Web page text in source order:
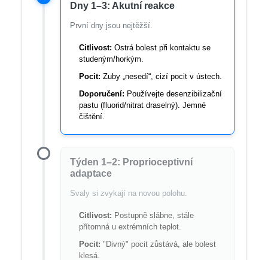
Dny 1–3: Akutní reakce
První dny jsou nejtěžší.
Citlivost: Ostrá bolest při kontaktu se
studeným/horkým.
Pocit: Zuby „nesedí“, cizí pocit v ústech.
Doporučení: Používejte desenzibilizační
pastu (fluorid/nitrat draselný). Jemné
čištění.
Týden 1–2: Proprioceptivní
adaptace
Svaly si zvykají na novou polohu.
Citlivost: Postupně slábne, stále
přítomná u extrémních teplot.
Pocit: "Divný" pocit zůstává, ale bolest
klesá.